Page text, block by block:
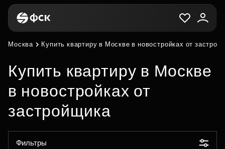
Москва Купить квартиру в Москве в новостройках от
Купить квартиру в Москве
в новостройках от
застройщика
Фильтры